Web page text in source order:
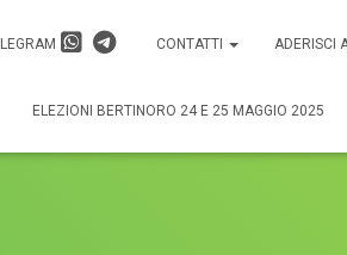
CONTATTI ADERISCI
ELEZIONI BERTINORO 24 E 25 MAGGIO 2025